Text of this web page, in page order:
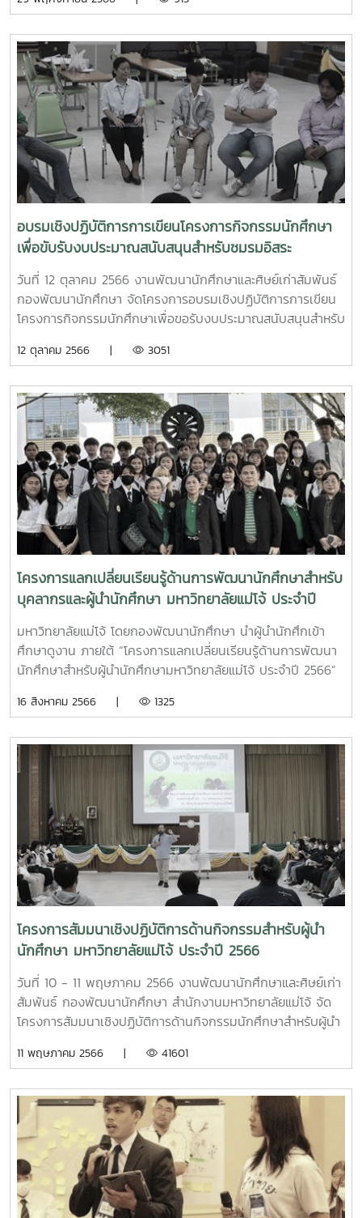
นักศึกษา ประจำปี 2567 (นายกองค์การนักศึกษา, นายกสโมสร
องค์กรนักศึกษา ชั้น 2 ศูนย์กิจการนักศึกษาแม่โจ้ (อาคารอำนวย
ยศสุข) โดย ประกาศรายชื่อและหมายเลขประจำตัวผู้สมัครรับเลือก
ตั้งทั้งหมดจะประกาศให้ทราบต่อไป ติดตามความเคลื่อนไหวการ
เลือกตั้งผู้นำองค์กรนักศึกษามหาวิทยาลัยแม่โจ้ได้ทางfacebook
: กิจกรรมนักศึกษา มหาวิทยาลัยแม่โจ้ website : งานพัฒนา
นักศึกษาและศิษย์เก่าสัมพันธ์ https://act-stu.mju.ac.th/
อบรมเชิงปฏิบัติการการเขียนโครงการกิจกรรมนักศึกษา
เพื่อขับรับงบประมาณสนับสนุนสำหรับชมรมอิสระ
มหาวิทยาลัยแม่โจ้
วันที่ 12 ตุลาคม 2566 งานพัฒนานักศึกษาและศิษย์เก่าสัมพันธ์
กองพัฒนานักศึกษา จัดโครงการอบรมเชิงปฏิบัติการการเขียน
โครงการกิจกรรมนักศึกษาเพื่อขอรับงบประมาณสนับสนุนสำหรับ
โครงการกิจกรรมนักศึกษา ฝึกปฏิบัติการเขียนโครงการที่ดี
ร่วมโครงการดังกล่าว นอกจากนี้ยังเปิดรับข้อเสนอโครงการของ
ชมรมอิสระของมหาวิทยาลัย เพื่อพิจารณาจัดสรรงบประมาณ
สนับสนุนให้แก่ชมรมต่าง ๆ เพื่อจัดกิจกรรมตามวัตถุประสงค์
ของชมรม ที่เป็นประโยชน์ต่อสมาชิกชมรมและสังคมส่วนรวม โดย
วิทยากรทีมงานจากงานพัฒนานักศึกษาและศิษย์เก่าสัมพันธ์
12 ตุลาคม 2566 | 3051
โครงการแลกเปลี่ยนเรียนรู้ด้านการพัฒนานักศึกษาสำหรับ
บุคลากรและผู้นำนักศึกษา มหาวิทยาลัยแม่โจ้ ประจำปี
มหาวิทยาลัยแม่โจ้ โดยกองพัฒนานักศึกษา นำผู้นำนักศึกเข้า
ศึกษาดูงาน ภายใต้ “โครงการแลกเปลี่ยนเรียนรู้ด้านการพัฒนา
นักศึกษาสำหรับผู้นำนักศึกษามหาวิทยาลัยแม่โจ้ ประจำปี 2566”
รณุตรา จ่ากุญชร ผู้อำนวยการกองพัฒนานักศึกษา นายพงษ์
สัมพันธ์ พร้อมด้วยนายจิระศักดิ์ นางเมาะ นายกองค์การ
นักศึกษานางสาวพัชระนันท์ โรจนภาค รองประธานสภานักศึกษา
ผู้นำนักศึกษาทุกสโมสรคณะ นักวิชาการศึกษาประจำคณะ และ
บุคลากรกองพัฒนานักศึกษา ในระหว่างวันที่ 9-12 กันยายน
2566 ณ มหาวิทยาลัยธรรมศาสตร์ ศูนย์รังสิตสถาบันการจัด
การปัญญาภิวัฒน์ และมหาวิทยาลัยบูรพา รายละเอียดดังนี้ ในวัน
พฤหัสบดีที่ 10 สิงหาคม 2566 ในภาคเช้า มหาวิทยาลัยแม่โจ้
โดยกองพัฒนานักศึกษา นำผู้นำองค์การนักศึก ผู้นำสโมสร
นักศึกษาเข้าศึกษาดูงาน ณ มหาวิทยาลัยธรรมศาสตร์ ศูนย์รังสิต
ทั้งนี้ได้รับการต้อนรับอย่างอบอุ่น จากคุณเสริม กัลยารัตน์ ผู้
อำนวยการกองกิจการนักศึกษา และคุณทัศนีย์ ทิพย์โสดา รักษา
การในตำแหน่งหัวหน้างานกิจกรรมและพัฒนานักศึกษา พร้อม
ด้วยบุคลากรกองกิจการนักศึกษา องค์การนักศึกษามหาวิทยาลัย
ธรรมศาสตร์ และในภาคบ่าย ได้นำผู้นำองค์การนักศึก ผู้นำ
สโมสรนักศึกษาเข้าศึกษาดูงานด้านการพัฒนากิจกรรมนักศึกษา
ต้อนรับอย่างเป็นกันเองจาก รองศาสตราจารย์ ดร. วรวิทย์ สิริ
อาจารย์จันทิมา สุรรัตน์ ผู้อำนวยการสำนักกิจการนักศึกษา ผู้
ช่วยศาสตราจารย์ ดร. กรวิทย์ ไชยสุ รองคณบดีฝ่ายกิจการ
พิเศษ คณะเกษตรนวัตและการจัดการ อาจารย์วิชัย พูนพิริยะ
ทรัพย์ ที่ปรึกษา คณะเกษตรนวัตและการจัดการ นางสาวจิรนัน
สีลม รองผู้อำนวยการ สำนักกิจการนักศึกษาพร้อมด้วยบุคลากร
สำนักกิจการนักศึกษา และผู้นำนักศึกษา คณะเกษตรนวัตกรรม
และการจัดการ สถาบันการจัดการปัญญาภิวัฒน์ในวันศุกร์ที่ 11
16 สิงหาคม 2566 | 1325
โครงการสัมมนาเชิงปฏิบัติการด้านกิจกรรมสำหรับผู้นำ
นักศึกษา มหาวิทยาลัยแม่โจ้ ประจำปี 2566
วันที่ 10 - 11 พฤษภาคม 2566 งานพัฒนานักศึกษาและศิษย์เก่า
สัมพันธ์ กองพัฒนานักศึกษา สำนักงานมหาวิทยาลัยแม่โจ้ จัด
โครงการสัมมนาเชิงปฏิบัติการด้านกิจกรรมนักศึกษาสำหรับผู้นำ
เวียงสี เป็นวิทยากรในการถ่ายทอดองค์ความรู้การดำเนินงาน
ผู้นำนักศึกษา รวมถึงพัฒนาศักยภาพและส่งเสริมภาวะผู้นำให้แก่
นักศึกษา มีผู้นำนักศึกษาจาก องค์การนักศึกษา สภานักศึกษา
สโมสรนักศึกษาคณะ/วิทยาลัย และชมรมต่าง ๆ เข้าร่วมโครงการ
ณ ห้องประชุมอาคม กาญจนประโชติ ชั้น 4 ศูนย์กิจการ
นักศึกษาแม่โจ้ (อาคารอำนวย ยศสุข)
11 พฤษภาคม 2566 | 41601